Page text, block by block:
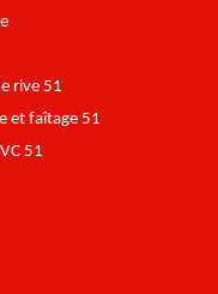
rive 51
et faîtage 51
51